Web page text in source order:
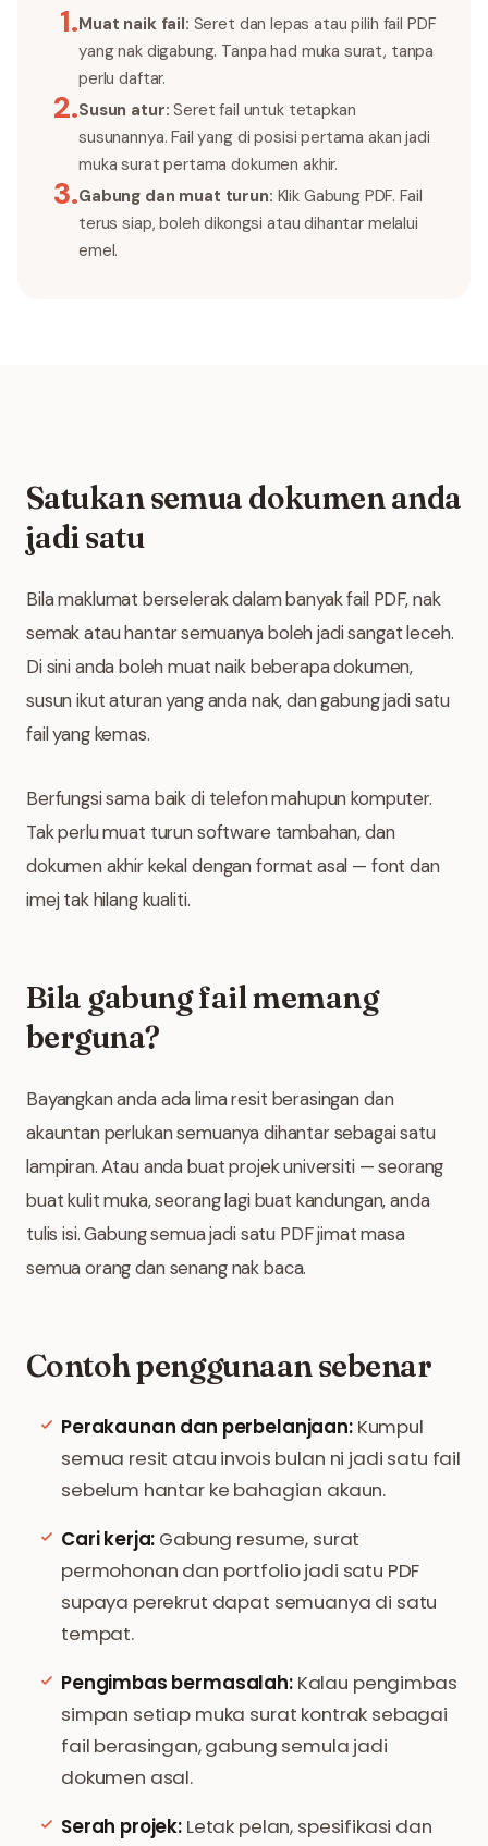
1.Muat naik fail: Seret dan lepas atau pilih fail PDF
yang nak digabung. Tanpa had muka surat, tanpa
perlu daftar.
2.Susun atur: Seret fail untuk tetapkan
susunannya. Fail yang di posisi pertama akan jadi
muka surat pertama dokumen akhir.
3.Gabung dan muat turun: Klik Gabung PDF. Fail
terus siap, boleh dikongsi atau dihantar melalui
emel.
Satukan semua dokumen anda
jadi satu
Bila maklumat berselerak dalam banyak fail PDF, nak
semak atau hantar semuanya boleh jadi sangat leceh.
Di sini anda boleh muat naik beberapa dokumen,
susun ikut aturan yang anda nak, dan gabung jadi satu
fail yang kemas.
Berfungsi sama baik di telefon mahupun komputer.
Tak perlu muat turun software tambahan, dan
dokumen akhir kekal dengan format asal — font dan
imej tak hilang kualiti.
Bila gabung fail memang
berguna?
Bayangkan anda ada lima resit berasingan dan
akauntan perlukan semuanya dihantar sebagai satu
lampiran. Atau anda buat projek universiti — seorang
buat kulit muka, seorang lagi buat kandungan, anda
tulis isi. Gabung semua jadi satu PDF jimat masa
semua orang dan senang nak baca.
Contoh penggunaan sebenar
Perakaunan dan perbelanjaan:Kumpul
semua resit atau invois bulan ni jadi satu fail
sebelum hantar ke bahagian akaun.
Cari kerja: Gabung resume, surat
permohonan dan portfolio jadi satu PDF
supaya perekrut dapat semuanya di satu
tempat.
Pengimbas bermasalah:Kalau pengimbas
simpan setiap muka surat kontrak sebagai
fail berasingan, gabung semula jadi
dokumen asal.
Serah projek: Letak pelan, spesifikasi dan